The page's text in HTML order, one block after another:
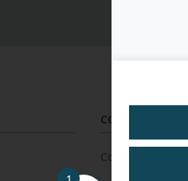
CONTACT
Contactez nous